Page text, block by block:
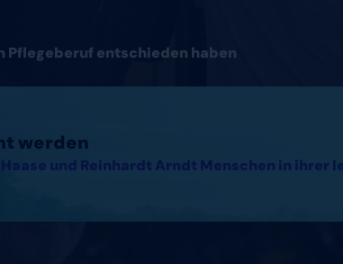
Pflegeberuf entschieden haben
werden
und Reinhardt Arndt Menschen in ihrer